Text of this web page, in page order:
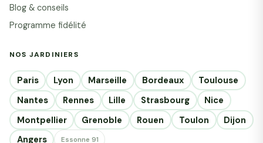
Blog & conseils
Programme fidélité
NOS JARDINIERS
Paris Lyon Marseille Bordeaux
Toulouse
Nantes
Rennes Lille Strasbourg
Nice
Montpellier
Grenoble Rouen Toulon
Dijon
Angers
Essonne 91